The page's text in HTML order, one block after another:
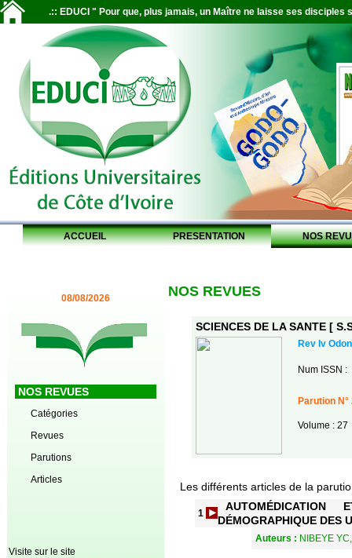
.:: EDUCI " Pour que, plus jamais, un Maître ne laisse ses disciples
ACCUEIL PRESENTATION NOS
08/08/2026
NOS REVUES
Catégories
Revues
Parutions
Articles
Visite sur le site
NOS REVUES
SCIENCES DE LA SANTE [
Rev Iv
Num ISSN :
Parution N°
Volume : 27
Les différents articles de la
1
DÉMOGRAPHIQUE DES
Auteurs : NIBEYE